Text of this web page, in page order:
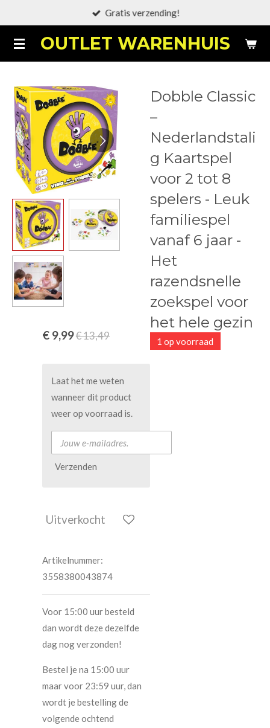
naar
de
OUTLET WARENHUIS
Gratis verzending!
Dobble Classic
–
Nederlandstali
g Kaartspel
voor 2 tot 8
spelers - Leuk
familiespel
vanaf 6 jaar -
Het
razendsnelle
zoekspel voor
het hele gezin
1 op voorraad
€ 9,99€ 13,49
Laat het me weten
wanneer dit product
weer op voorraad is.
Verzenden
Uitverkocht
Artikelnummer:
3558380043874
Voor 15:00 uur besteld
dan wordt deze dezelfde
dag nog verzonden!
Bestel je na 15:00 uur
maar voor 23:59 uur, dan
wordt je bestelling de
volgende ochtend